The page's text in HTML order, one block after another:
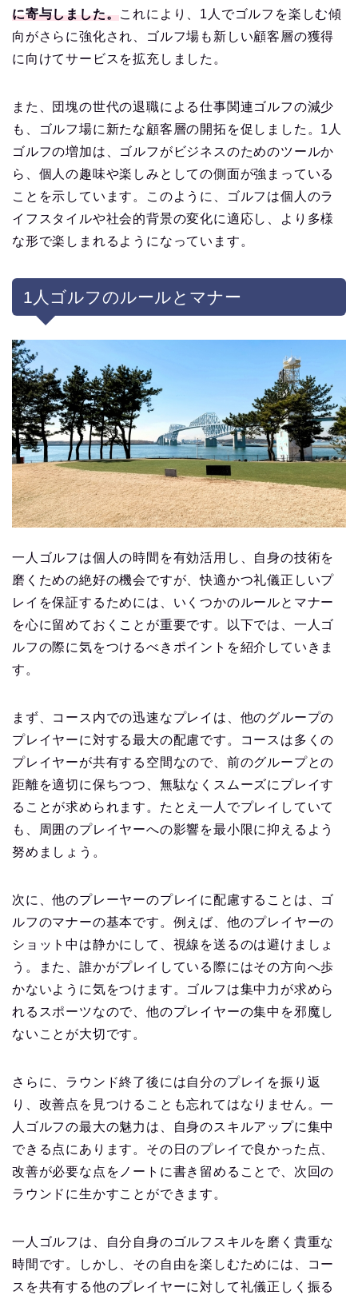
に寄与しました。これにより、1人でゴルフを楽しむ傾
向がさらに強化され、ゴルフ場も新しい顧客層の獲得
に向けてサービスを拡充しました。
また、団塊の世代の退職による仕事関連ゴルフの減少
も、ゴルフ場に新たな顧客層の開拓を促しました。1人
ゴルフの増加は、ゴルフがビジネスのためのツールか
ら、個人の趣味や楽しみとしての側面が強まっている
ことを示しています。このように、ゴルフは個人のラ
イフスタイルや社会的背景の変化に適応し、より多様
な形で楽しまれるようになっています。
1人ゴルフのルールとマナー
一人ゴルフは個人の時間を有効活用し、自身の技術を
磨くための絶好の機会ですが、快適かつ礼儀正しいプ
レイを保証するためには、いくつかのルールとマナー
を心に留めておくことが重要です。以下では、一人ゴ
ルフの際に気をつけるべきポイントを紹介していきま
す。
まず、コース内での迅速なプレイは、他のグループの
プレイヤーに対する最大の配慮です。コースは多くの
プレイヤーが共有する空間なので、前のグループとの
距離を適切に保ちつつ、無駄なくスムーズにプレイす
ることが求められます。たとえ一人でプレイしていて
も、周囲のプレイヤーへの影響を最小限に抑えるよう
努めましょう。
次に、他のプレーヤーのプレイに配慮することは、ゴ
ルフのマナーの基本です。例えば、他のプレイヤーの
ショット中は静かにして、視線を送るのは避けましょ
う。また、誰かがプレイしている際にはその方向へ歩
かないように気をつけます。ゴルフは集中力が求めら
れるスポーツなので、他のプレイヤーの集中を邪魔し
ないことが大切です。
さらに、ラウンド終了後には自分のプレイを振り返
り、改善点を見つけることも忘れてはなりません。一
人ゴルフの最大の魅力は、自身のスキルアップに集中
できる点にあります。その日のプレイで良かった点、
改善が必要な点をノートに書き留めることで、次回の
ラウンドに生かすことができます。
一人ゴルフは、自分自身のゴルフスキルを磨く貴重な
時間です。しかし、その自由を楽しむためには、コー
スを共有する他のプレイヤーに対して礼儀正しく振る